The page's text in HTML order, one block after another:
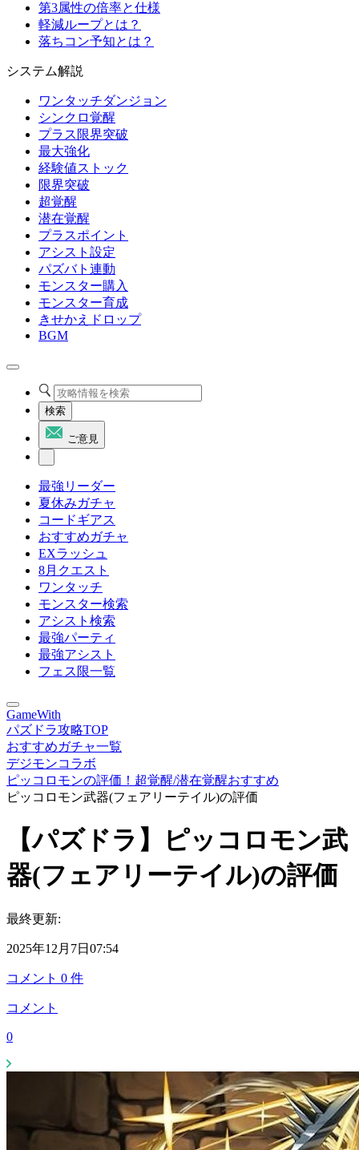
第3属性の倍率と仕様
軽減ループとは？
落ちコン予知とは？
システム解説
ワンタッチダンジョン
シンクロ覚醒
プラス限界突破
最大強化
経験値ストック
限界突破
超覚醒
潜在覚醒
プラスポイント
アシスト設定
パズバト連動
モンスター購入
モンスター育成
きせかえドロップ
BGM
検索
ご意見
最強リーダー
夏休みガチャ
コードギアス
おすすめガチャ
EXラッシュ
8月クエスト
ワンタッチ
モンスター検索
アシスト検索
最強パーティ
最強アシスト
フェス限一覧
GameWith
パズドラ攻略TOP
おすすめガチャ一覧
デジモンコラボ
ピッコロモンの評価！超覚醒/潜在覚醒おすすめ
ピッコロモン武器(フェアリーテイル)の評価
【パズドラ】ピッコロモン武
器(フェアリーテイル)の評価
最終更新:
2025年12月7日07:54
コメント 0 件
コメント
0